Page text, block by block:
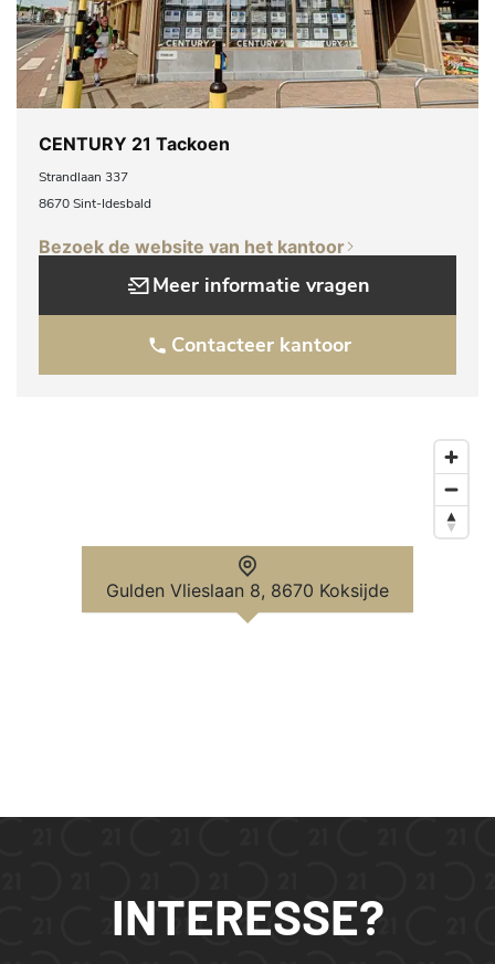
CENTURY 21 Tackoen
Strandlaan 337
8670 Sint-Idesbald
Bezoek de website van het kantoor
Meer informatie vragen
Contacteer kantoor
Gulden Vlieslaan 8, 8670 Koksijde
INTERESSE?